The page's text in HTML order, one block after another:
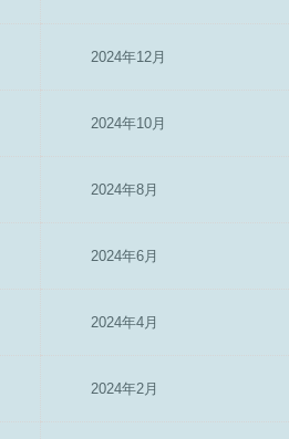
2024年12月
2024年10月
2024年8月
2024年6月
2024年4月
2024年2月